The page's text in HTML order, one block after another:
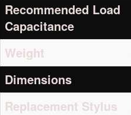
Recommended Load
Capacitance
Weight
Dimensions
Replacement Stylus